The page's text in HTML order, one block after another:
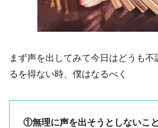
まず声を出してみて今日はどうも不
るを得ない時、僕はなるべく
①無理に声を出そうとしないこと